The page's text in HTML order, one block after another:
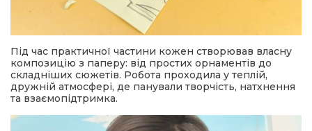
Під час практичної частини кожен створював власну
композицію з паперу: від простих орнаментів до
складніших сюжетів. Робота проходила у теплій,
дружній атмосфері, де панували творчість, натхнення
та взаємопідтримка.